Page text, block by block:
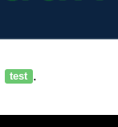
test .